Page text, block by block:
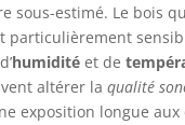
sous-estimé. Le bois
particulièrement
humiditéet de
altérer la qualité
exposition longue aux